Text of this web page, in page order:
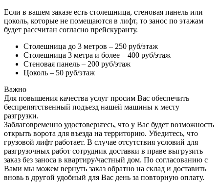
Если в вашем заказе есть столешница, стеновая панель или
цоколь, которые не помещаются в лифт, то занос по этажам
будет рассчитан согласно прейскуранту.
Столешница до 3 метров – 250 руб/этаж
Столешница 3 метра и более – 400 руб/этаж
Стеновая панель – 200 руб/этаж
Цоколь – 50 руб/этаж
Важно
Для повышения качества услуг просим Вас обеспечить
беспрепятственный подъезд нашей машины к месту
разгрузки.
Заблаговременно удостоверьтесь, что у Вас будет возможность
открыть ворота для въезда на территорию. Убедитесь, что
грузовой лифт работает. В случае отсутствия условий для
разгрузочных работ сотрудник доставки в праве выгрузить
заказ без заноса в квартиру/частный дом. По согласованию с
Вами мы можем вернуть заказ обратно на склад и доставить
вновь в другой удобный для Вас день за повторную оплату.